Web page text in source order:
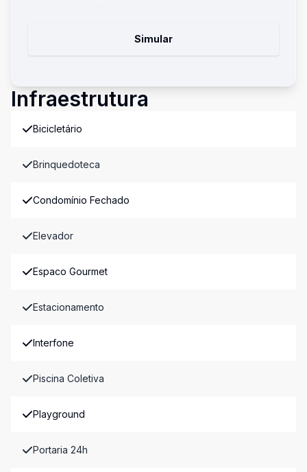
Simular
Infraestrutura
Bicicletário
Brinquedoteca
Condomínio Fechado
Elevador
Espaco Gourmet
Estacionamento
Interfone
Piscina Coletiva
Playground
Portaria 24h